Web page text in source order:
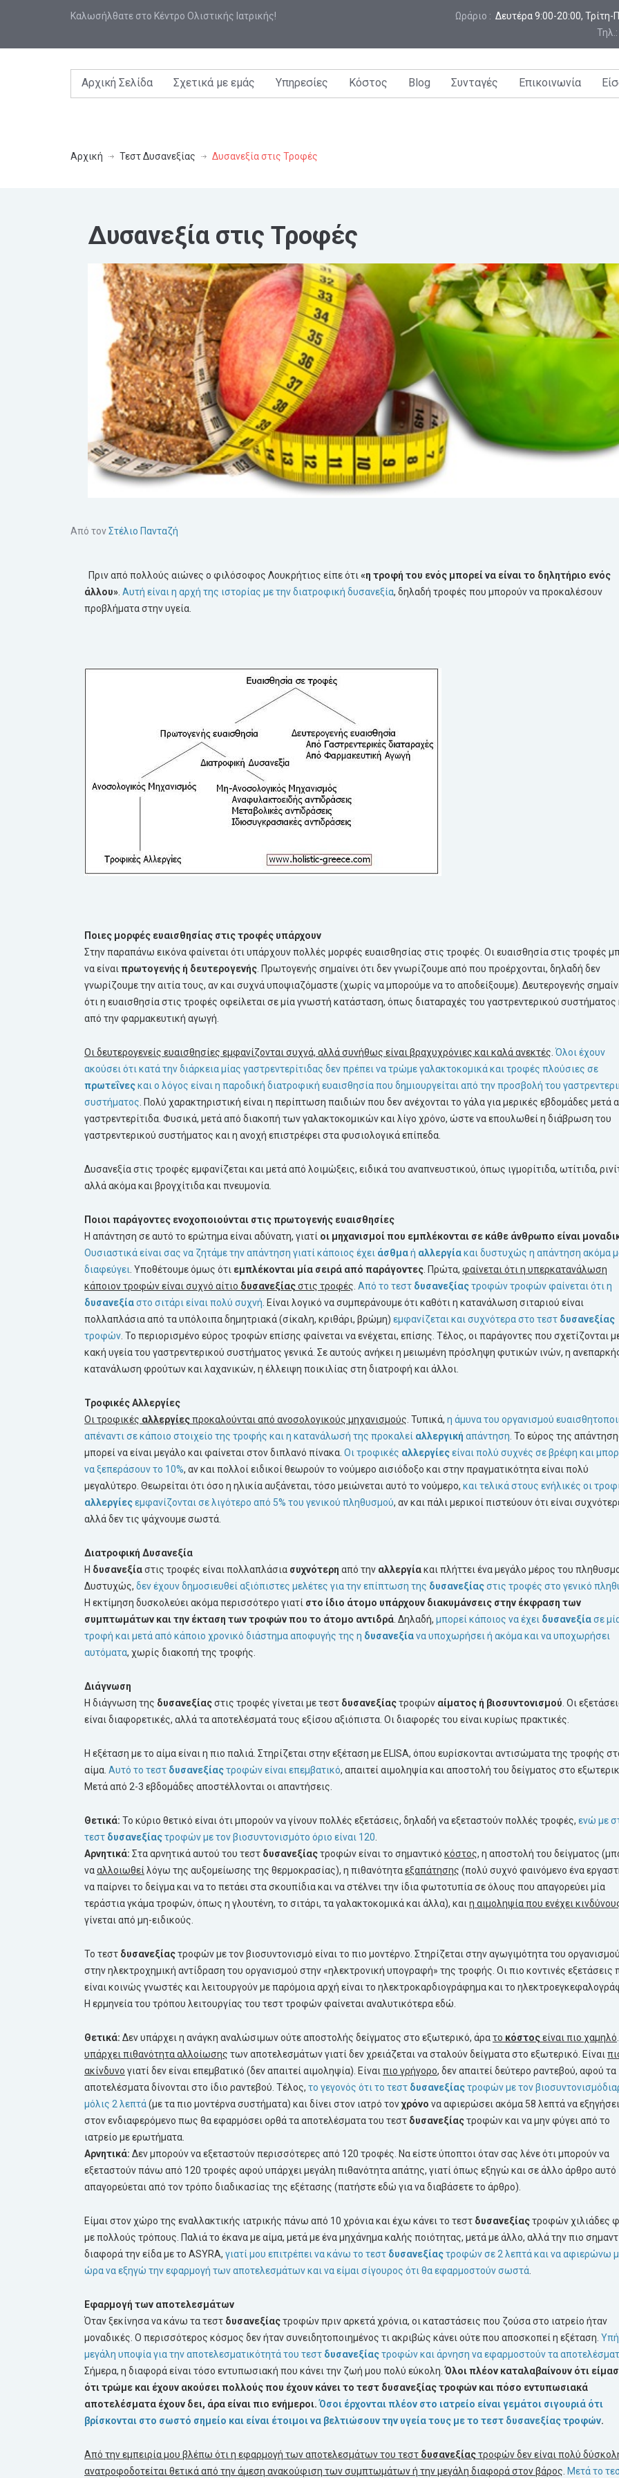
Καλωσήλθατε στο Κέντρο Ολιστικής Ιατρικής! Ωράριο : Δευτέρα 9:00-20:00,
Τηλ.:
Αρχική Σελίδα Σχετικά με εμάς Υπηρεσίες Κόστος Blog Συνταγές Επικοινωνία
Αρχική Τεστ Δυσανεξίας Δυσανεξία στις Τροφές
Δυσανεξία στις Τροφές
Από τονΣτέλιο Πανταζή
Πριν από πολλούς αιώνες ο φιλόσοφος Λουκρήτιος είπε ότι «η τροφή του ενός μπορεί να είναι το δηλητήριο ενός
άλλου» Αυτή είναι η αρχή της ιστορίας με την διατροφική δυσανεξία, δηλαδή τροφές που μπορούν να προκαλέσουν
προβλήματα στην υγεία.
Ποιες μορφές ευαισθησίας στις τροφές υπάρχουν
Στην παραπάνω εικόνα φαίνεται ότι υπάρχουν πολλές μορφές ευαισθησίας στις τροφές. Οι ευαισθησία στις τροφές
να είναι πρωτογενής ή δευτερογενής . Πρωτογενής σημαίνει ότι δεν γνωρίζουμε από που προέρχονται, δηλαδή δεν
γνωρίζουμε την αιτία τους, αν και συχνά υποψιαζόμαστε (χωρίς να μπορούμε να το αποδείξουμε). Δευτερογενής
ότι η ευαισθησία στις τροφές οφείλεται σε μία γνωστή κατάσταση, όπως διαταραχές του γαστρεντερικού συστήματος
από την φαρμακευτική αγωγή.
Οι δευτερογενείς ευαισθησίες εμφανίζονται συχνά, αλλά συνήθως είναι βραχυχρόνιες και καλά ανεκτές Όλοι έχουν
ακούσει ότι κατά την διάρκεια μίας γαστρεντερίτιδας δεν πρέπει να τρώμε γαλακτοκομικά και τροφές πλούσιες σε
πρωτεΐνεςκαι ο λόγος είναι η παροδική διατροφική ευαισθησία που δημιουργείται από την προσβολή του
συστήματος . Πολύ χαρακτηριστική είναι η περίπτωση παιδιών που δεν ανέχονται το γάλα για μερικές εβδομάδες μετά
γαστρεντερίτιδα. Φυσικά, μετά από διακοπή των γαλακτοκομικών και λίγο χρόνο, ώστε να επουλωθεί η διάβρωση του
γαστρεντερικού συστήματος και η ανοχή επιστρέφει στα φυσιολογικά επίπεδα.
Δυσανεξία στις τροφές εμφανίζεται και μετά από λοιμώξεις, ειδικά του αναπνευστικού, όπως ιγμορίτιδα, ωτίτιδα,
αλλά ακόμα και βρογχίτιδα και πνευμονία.
Ποιοι παράγοντες ενοχοποιούνται στις πρωτογενής ευαισθησίες
Η απάντηση σε αυτό το ερώτημα είναι αδύνατη, γιατί οι μηχανισμοί που εμπλέκονται σε κάθε άνθρωπο είναι
Ουσιαστικά είναι σας να ζητάμε την απάντηση γιατί κάποιος έχει άσθμαή αλλεργίακαι δυστυχώς η απάντηση ακόμα
διαφεύγει . Υποθέτουμε όμως ότι εμπλέκονται μία σειρά από παράγοντες . Πρώτα, φαίνεται ότι η υπερκατανάλωση
κάποιον τροφών είναι συχνό αίτιο δυσανεξίαςστις τροφές Από το τεστ δυσανεξίαςτροφών τροφών φαίνεται ότι η
δυσανεξίαστο σιτάρι είναι πολύ συχνή . Είναι λογικό να συμπεράνουμε ότι καθότι η κατανάλωση σιταριού είναι
πολλαπλάσια από τα υπόλοιπα δημητριακά (σίκαλη, κριθάρι, βρώμη) εμφανίζεται και συχνότερα στο τεστ δυσανεξίας
τροφών . Το περιορισμένο εύρος τροφών επίσης φαίνεται να ενέχεται, επίσης. Τέλος, οι παράγοντες που σχετίζονται
κακή υγεία του γαστρεντερικού συστήματος γενικά. Σε αυτούς ανήκει η μειωμένη πρόσληψη φυτικών ινών, η
κατανάλωση φρούτων και λαχανικών, η έλλειψη ποικιλίας στη διατροφή και άλλοι.
Τροφικές Αλλεργίες
Οι τροφικές αλλεργίεςπροκαλούνται από ανοσολογικούς μηχανισμούς . Τυπικά, η άμυνα του οργανισμού
απέναντι σε κάποιο στοιχείο της τροφής και η κατανάλωσή της προκαλεί αλλεργική απάντηση . Το εύρος της
μπορεί να είναι μεγάλο και φαίνεται στον διπλανό πίνακα. Οι τροφικές αλλεργίεςείναι πολύ συχνές σε βρέφη και
να ξεπεράσουν το 10%, αν και πολλοί ειδικοί θεωρούν το νούμερο αισιόδοξο και στην πραγματικότητα είναι πολύ
μεγαλύτερο. Θεωρείται ότι όσο η ηλικία αυξάνεται, τόσο μειώνεται αυτό το νούμερο, και τελικά στους ενήλικές οι
αλλεργίεςεμφανίζονται σε λιγότερο από 5% του γενικού πληθυσμού, αν και πάλι μερικοί πιστεύουν ότι είναι
αλλά δεν τις ψάχνουμε σωστά.
Διατροφική Δυσανεξία
Η δυσανεξίαστις τροφές είναι πολλαπλάσια συχνότερη από την αλλεργίακαι πλήττει ένα μεγάλο μέρος του
Δυστυχώς, δεν έχουν δημοσιευθεί αξιόπιστες μελέτες για την επίπτωση της δυσανεξίαςστις τροφές στο γενικό
Η εκτίμηση δυσκολεύει ακόμα περισσότερο γιατί στο ίδιο άτομο υπάρχουν διακυμάνσεις στην έκφραση των
συμπτωμάτων και την έκταση των τροφών που το άτομο αντιδρά . Δηλαδή, μπορεί κάποιος να έχει δυσανεξίασε
τροφή και μετά από κάποιο χρονικό διάστημα αποφυγής της η δυσανεξίανα υποχωρήσει ή ακόμα και να υποχωρήσει
αυτόματα, χωρίς διακοπή της τροφής.
Διάγνωση
Η διάγνωση της δυσανεξίαςστις τροφές γίνεται με τεστ δυσανεξίαςτροφών αίματος ή βιοσυντονισμού . Οι
είναι διαφορετικές, αλλά τα αποτελέσματά τους εξίσου αξιόπιστα. Οι διαφορές του είναι κυρίως πρακτικές.
Η εξέταση με το αίμα είναι η πιο παλιά. Στηρίζεται στην εξέταση με ELISA, όπου ευρίσκονται αντισώματα της τροφής
αίμα. Αυτό το τεστ δυσανεξίαςτροφών είναι επεμβατικό, απαιτεί αιμοληψία και αποστολή του δείγματος στο
Μετά από 2-3 εβδομάδες αποστέλλονται οι απαντήσεις.
Θετικά: Το κύριο θετικό είναι ότι μπορούν να γίνουν πολλές εξετάσεις, δηλαδή να εξεταστούν πολλές τροφές, ενώ με
τεστ δυσανεξίαςτροφών με τον βιοσυντονισμότο όριο είναι 120
Αρνητικά: Στα αρνητικά αυτού του τεστ δυσανεξίαςτροφών είναι το σημαντικό κόστος, η αποστολή του δείγματος
νααλλοιωθεί λόγω της αυξομείωσης της θερμοκρασίας), η πιθανότηταεξαπάτησης (πολύ συχνό φαινόμενο ένα
να παίρνει το δείγμα και να το πετάει στα σκουπίδια και να στέλνει την ίδια φωτοτυπία σε όλους που απαγορεύει μία
τεράστια γκάμα τροφών, όπως η γλουτένη, το σιτάρι, τα γαλακτοκομικά και άλλα), και η αιμοληψία που ενέχει
γίνεται από μη-ειδικούς.
Το τεστ δυσανεξίαςτροφών με τον βιοσυντονισμό είναι το πιο μοντέρνο. Στηρίζεται στην αγωγιμότητα του
στην ηλεκτροχημική αντίδραση του οργανισμού στην «ηλεκτρονική υπογραφή» της τροφής. Οι πιο κοντινές εξετάσεις
είναι κοινώς γνωστές και λειτουργούν με παρόμοια αρχή είναι το ηλεκτροκαρδιογράφημα και το
Η ερμηνεία του τρόπου λειτουργίας του τεστ τροφών φαίνεται αναλυτικότερα εδώ.
Θετικά: Δεν υπάρχει η ανάγκη αναλώσιμων ούτε αποστολής δείγματος στο εξωτερικό, άρατο κόστοςείναι πιο χαμηλό
υπάρχει πιθανότητα αλλοίωσης των αποτελεσμάτων γιατί δεν χρειάζεται να σταλούν δείγματα στο εξωτερικό. Είναι
ακίνδυνο γιατί δεν είναι επεμβατικό (δεν απαιτεί αιμοληψία). Είναι πιο γρήγορο, δεν απαιτεί δεύτερο ραντεβού, αφού τα
αποτελέσματα δίνονται στο ίδιο ραντεβού. Τέλος, το γεγονός ότι το τεστ δυσανεξίαςτροφών με τον
μόλις 2 λεπτά(με τα πιο μοντέρνα συστήματα) και δίνει στον ιατρό τονχρόνο να αφιερώσει ακόμα 58 λεπτά να εξηγήσει
στον ενδιαφερόμενο πως θα εφαρμόσει ορθά τα αποτελέσματα του τεστ δυσανεξίαςτροφών και να μην φύγει από το
ιατρείο με ερωτήματα.
Αρνητικά: Δεν μπορούν να εξεταστούν περισσότερες από 120 τροφές. Να είστε ύποπτοι όταν σας λένε ότι μπορούν να
εξεταστούν πάνω από 120 τροφές αφού υπάρχει μεγάλη πιθανότητα απάτης, γιατί όπως εξηγώ και σε άλλο άρθρο αυτό
απαγορεύεται από τον τρόπο διαδικασίας της εξέτασης (πατήστε εδώ για να διαβάσετε το άρθρο).
Είμαι στον χώρο της εναλλακτικής ιατρικής πάνω από 10 χρόνια και έχω κάνει το τεστ δυσανεξίαςτροφών χιλιάδες
με πολλούς τρόπους. Παλιά το έκανα με αίμα, μετά με ένα μηχάνημα καλής ποιότητας, μετά με άλλο, αλλά την πιο
διαφορά την είδα με το ASYRA, γιατί μου επιτρέπει να κάνω το τεστ δυσανεξίαςτροφών σε 2 λεπτά και να αφιερώνω
ώρα να εξηγώ την εφαρμογή των αποτελεσμάτων και να είμαι σίγουρος ότι θα εφαρμοστούν σωστά
Εφαρμογή των αποτελεσμάτων
Όταν ξεκίνησα να κάνω τα τεστ δυσανεξίαςτροφών πριν αρκετά χρόνια, οι καταστάσεις που ζούσα στο ιατρείο ήταν
μοναδικές. Ο περισσότερος κόσμος δεν ήταν συνειδητοποιημένος τι ακριβώς κάνει ούτε που αποσκοπεί η εξέταση.
μεγάλη υποψία για την αποτελεσματικότητά του τεστ δυσανεξίαςτροφών και άρνηση να εφαρμοστούν τα
Σήμερα, η διαφορά είναι τόσο εντυπωσιακή που κάνει την ζωή μου πολύ εύκολη.Όλοι πλέον καταλαβαίνουν ότι
ότι τρώμε και έχουν ακούσει πολλούς που έχουν κάνει το τεστ δυσανεξίαςτροφών και πόσο εντυπωσιακά
αποτελέσματα έχουν δει, άρα είναι πιο ενήμεροι.Όσοι έρχονται πλέον στο ιατρείο είναι γεμάτοι σιγουριά ότι
βρίσκονται στο σωστό σημείο και είναι έτοιμοι να βελτιώσουν την υγεία τους με το τεστ δυσανεξίαςτροφών.
Από την εμπειρία μου βλέπω ότι η εφαρμογή των αποτελεσμάτων του τεστ δυσανεξίαςτροφών δεν είναι πολύ
ανατροφοδοτείται θετικά από την άμεση ανακούφιση των συμπτωμάτων ή την μεγάλη διαφορά στον βάρος Μετά το